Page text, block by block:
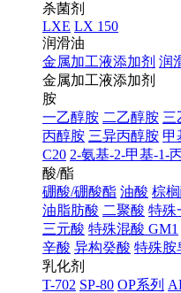
杀菌剂
LXE LX 150
润滑油
金属加工液添加剂 润
金属加工液添加剂
胺
一乙醇胺 二乙醇胺 三
丙醇胺 三异丙醇胺 甲
C20 2-氨基-2-甲基-1-
酸/酯
硼酸/硼酸酯 油酸 棕
油脂肪酸 二聚酸 特殊
三元酸 特殊混酸 GM1
辛酸 异构癸酸 特殊胺
乳化剂
T-702 SP-80 OP系列